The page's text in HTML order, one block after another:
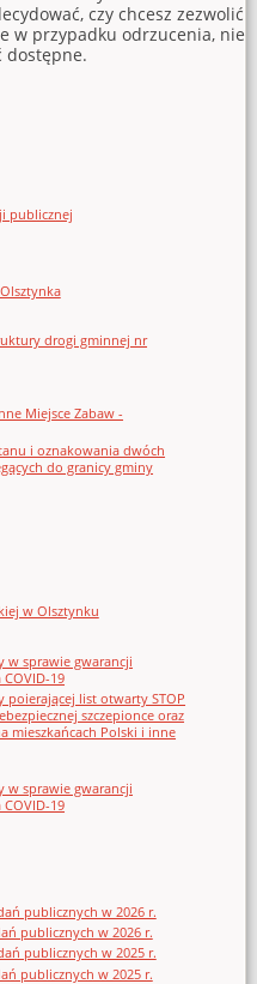
publicznej
drogi gminnej nr
Miejsce Zabaw -
i oznakowania dwóch
do granicy gminy
w Olsztynku
w sprawie gwarancji
19
poierającej list otwarty STOP
szczepionce oraz
mieszkańcach Polski i inne
w sprawie gwarancji
19
publicznych w 2026 r.
publicznych w 2026 r.
publicznych w 2025 r.
publicznych w 2025 r.
czy chcesz zezwolić
w przypadku odrzucenia, nie
dostępne.